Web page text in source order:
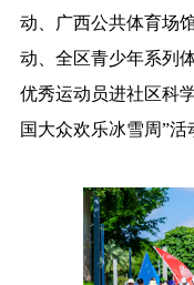
动、广西公共体育场
动、全区青少年系列
优秀运动员进社区科
国大众欢乐冰雪周”活